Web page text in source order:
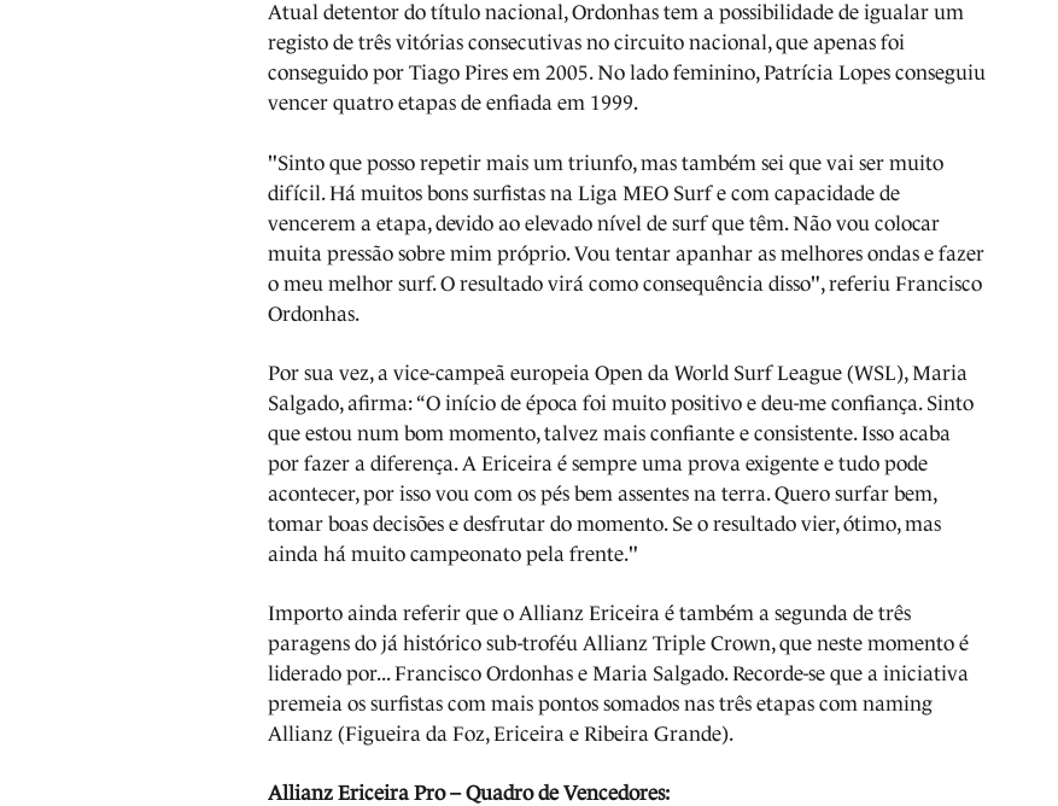
Atual detentor do título nacional, Ordonhas tem a possibilidade de igualar um
registo de três vitórias consecutivas no circuito nacional, que apenas foi
conseguido por Tiago Pires em 2005. No lado feminino, Patrícia Lopes conseguiu
vencer quatro etapas de enfiada em 1999.
"Sinto que posso repetir mais um triunfo, mas também sei que vai ser muito
difícil. Há muitos bons surfistas na Liga MEO Surf e com capacidade de
vencerem a etapa, devido ao elevado nível de surf que têm. Não vou colocar
muita pressão sobre mim próprio. Vou tentar apanhar as melhores ondas e fazer
o meu melhor surf. O resultado virá como consequência disso", referiu Francisco
Ordonhas.
Por sua vez, a vice-campeã europeia Open da World Surf League (WSL), Maria
Salgado, afirma: “O início de época foi muito positivo e deu-me confiança. Sinto
que estou num bom momento, talvez mais confiante e consistente. Isso acaba
por fazer a diferença. A Ericeira é sempre uma prova exigente e tudo pode
acontecer, por isso vou com os pés bem assentes na terra. Quero surfar bem,
tomar boas decisões e desfrutar do momento. Se o resultado vier, ótimo, mas
ainda há muito campeonato pela frente."
Importo ainda referir que o Allianz Ericeira é também a segunda de três
paragens do já histórico sub-troféu Allianz Triple Crown, que neste momento é
liderado por... Francisco Ordonhas e Maria Salgado. Recorde-se que a iniciativa
premeia os surfistas com mais pontos somados nas três etapas com naming
Allianz (Figueira da Foz, Ericeira e Ribeira Grande).
Allianz Ericeira Pro – Quadro de Vencedores: